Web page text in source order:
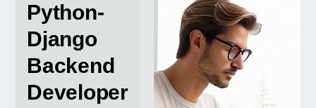
Python-
Django
Backend
Developer